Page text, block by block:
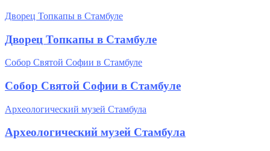
Дворец Топкапы в Стамбуле
Дворец Топкапы в Стамбуле
Собор Святой Софии в Стамбуле
Собор Святой Софии в Стамбуле
Археологический музей Стамбула
Археологический музей Стамбула